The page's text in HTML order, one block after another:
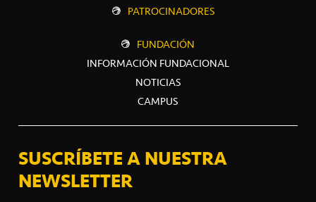
PATROCINADORES
FUNDACIÓN
INFORMACIÓN FUNDACIONAL
NOTICIAS
CAMPUS
SUSCRÍBETE A NUESTRA
NEWSLETTER